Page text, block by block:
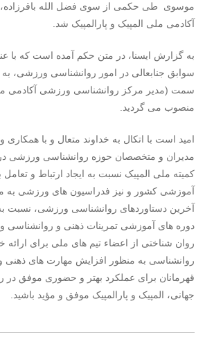
موسوی طی حکمی از سوی فضل الله باقرزاده،
آکادمی ملی المپیک و پارالمپیک شد.
به گزارش ایسنا، در متن حکم آمده است که با
سوابق جنابعالی در امور روانشناسی ورزشی، به
سمت (مدیر مرکز روانشناسی ورزشی آکادمی
منصوب می گردید.
امید است با اتکال به خداوند متعال و با
مدیران و متخصصان حوزه روانشناسی ورزشی
کمیته ملی المپیک نسبت به ایجاد ارتباط و
آموزشی کشور و نیز فدراسیون های ورزشی به
آخرین دستاوردهای روانشناسی ورزشی، نسبت
دوره های آموزشی تمرینات ذهنی و
روان شناختی از اعضاء تیم های ملی برای
روانشناسی به منظور افزایش مهارت های
قهرمانان برای عملکرد بهتر و حضوری موفق در
جهانی، المپیک و پارالمپیک موفق و مؤید باشید.